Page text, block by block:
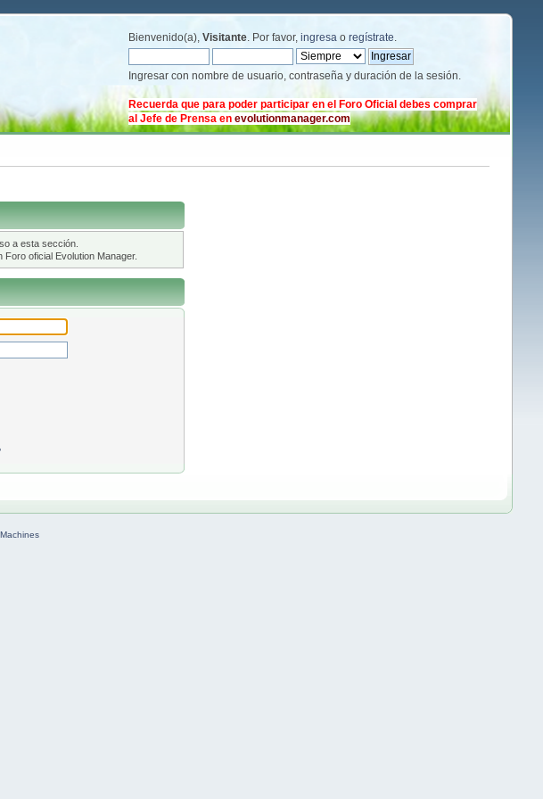
Bienvenido(a),Visitante. Por favor,ingresa oregístrate.
Ingresar con nombre de usuario, contraseña y duración de la sesión.
Recuerda que para poder participar en el Foro Oficial debes comprar
al Jefe de Prensa enevolutionmanager.com
a esta sección.
Foro oficial Evolution Manager.